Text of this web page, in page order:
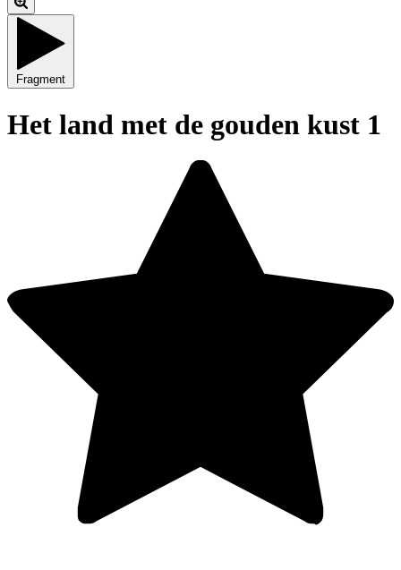
Fragment
Het land met de gouden kust 1